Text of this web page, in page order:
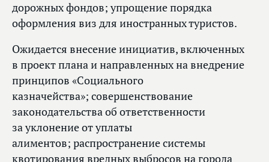
дорожных фондов; упрощение порядка
оформления виз для иностранных туристов.
Ожидается внесение инициатив, включенных
в проект плана и направленных на внедрение
принципов «Социального
казначейства»; совершенствование
законодательства об ответственности
за уклонение от уплаты
алиментов; распространение системы
квотирования вредных выбросов на города